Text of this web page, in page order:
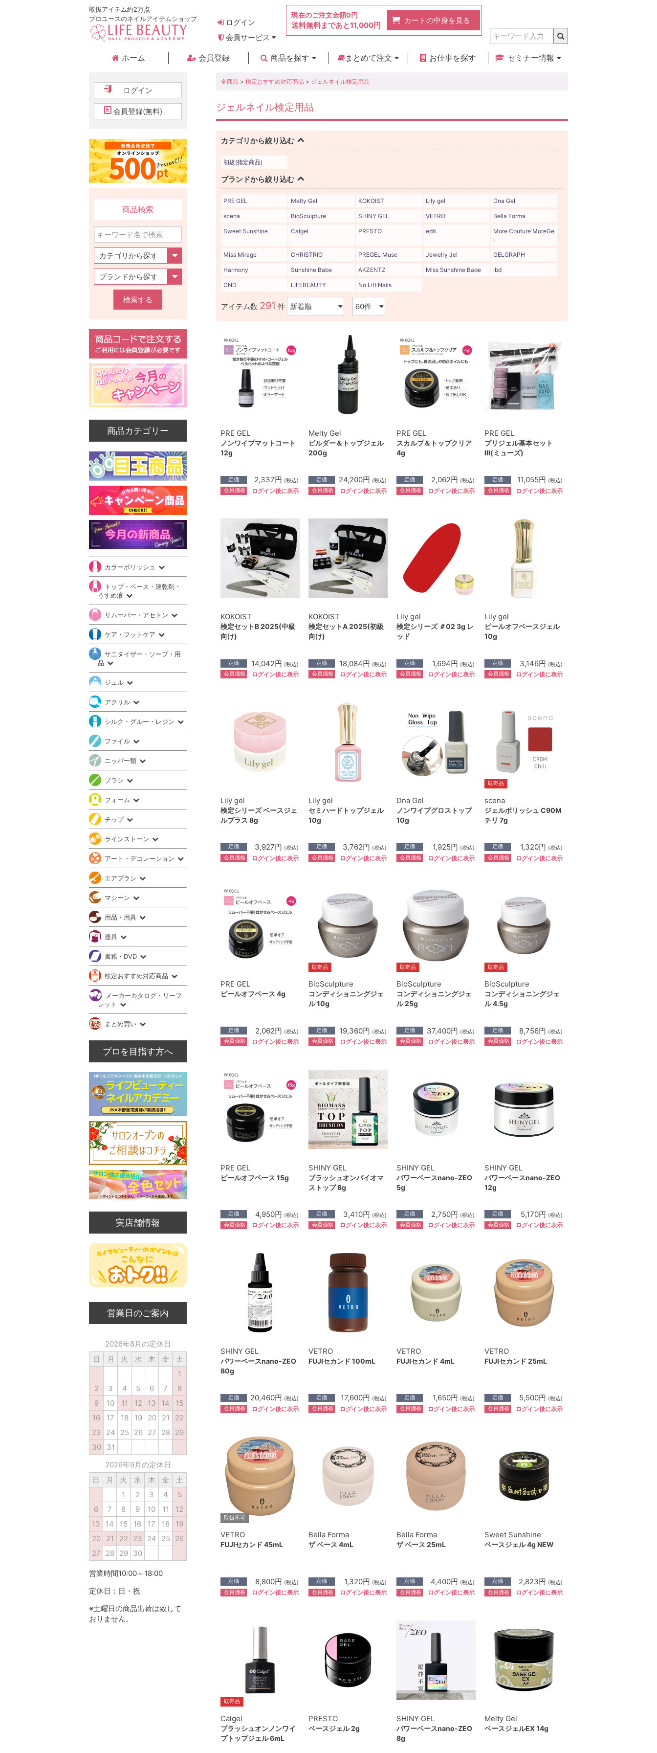
取扱アイテム約2万点
プロユースのネイルアイテムショップ
ログイン
会員サービス
現在のご注文金額0円
送料無料まであと11,000円
カートの中身を見る
ホーム 会員登録
商品を探す
まとめて注文
お仕事を探す
セミナー情報
全商品 > 検定おすすめ対応商品 > ジェルネイル検定用品
ジェルネイル検定用品
カテゴリから絞り込む
初級(指定商品)
ブランドから絞り込む
PRE GEL Melty Gel KOKOIST Lily gel Dna Gel
scena BioSculpture SHINY GEL VETRO Bella Forma
Sweet Sunshine Calgel PRESTO edit.
More Couture MoreGe
l
Miss Mirage CHRISTRIO PREGEL Muse Jewelry Jel GELGRAPH
Harmony Sunshine Babe AKZENTZ Miss Sunshine Babe ibd
CND LIFEBEAUTY No Lift Nails
アイテム数 291 件
PRE GEL
ノンワイプマットコート
12g
定価 2,337円 (税込)
会員価格 ログイン後に表示
Melty Gel
ビルダー＆トップジェル
200g
定価 24,200円 (税込)
会員価格 ログイン後に表示
PRE GEL
スカルプ＆トップクリア
4g
定価 2,062円 (税込)
会員価格 ログイン後に表示
PRE GEL
プリジェル基本セット
Ⅲ(ミューズ)
定価 11,055円 (税込)
会員価格 ログイン後に表示
KOKOIST
検定セットB 2025(中級
向け)
定価 14,042円 (税込)
会員価格 ログイン後に表示
KOKOIST
検定セットA 2025(初級
向け)
定価 18,084円 (税込)
会員価格 ログイン後に表示
Lily gel
検定シリーズ ＃02 3g レ
ッド
定価 1,694円 (税込)
会員価格 ログイン後に表示
Lily gel
ピールオフベースジェル
10g
定価 3,146円 (税込)
会員価格 ログイン後に表示
Lily gel
検定シリーズ ベースジェ
ルプラス 8g
定価 3,927円 (税込)
会員価格 ログイン後に表示
Lily gel
セミハードトップジェル
10g
定価 3,762円 (税込)
会員価格 ログイン後に表示
Dna Gel
ノンワイプグロストップ
10g
定価 1,925円 (税込)
会員価格 ログイン後に表示
取寄品
scena
ジェルポリッシュ C90M
チリ 7g
定価 1,320円 (税込)
会員価格 ログイン後に表示
PRE GEL
ピールオフベース 4g
定価 2,062円 (税込)
会員価格 ログイン後に表示
取寄品
BioSculpture
コンディショニングジェ
ル 10g
定価 19,360円 (税込)
会員価格 ログイン後に表示
取寄品
BioSculpture
コンディショニングジェ
ル 25g
定価 37,400円 (税込)
会員価格 ログイン後に表示
取寄品
BioSculpture
コンディショニングジェ
ル 4.5g
定価 8,756円 (税込)
会員価格 ログイン後に表示
PRE GEL
ピールオフベース 15g
定価 4,950円 (税込)
会員価格 ログイン後に表示
SHINY GEL
ブラッシュオンバイオマ
ストップ 8g
定価 3,410円 (税込)
会員価格 ログイン後に表示
SHINY GEL
パワーベースnano-ZEO
5g
定価 2,750円 (税込)
会員価格 ログイン後に表示
SHINY GEL
パワーベースnano-ZEO
12g
定価 5,170円 (税込)
会員価格 ログイン後に表示
SHINY GEL
パワーベースnano-ZEO
80g
定価 20,460円 (税込)
会員価格 ログイン後に表示
VETRO
FUJIセカンド 100mL
定価 17,600円 (税込)
会員価格 ログイン後に表示
VETRO
FUJIセカンド 4mL
定価 1,650円 (税込)
会員価格 ログイン後に表示
VETRO
FUJIセカンド 25mL
定価 5,500円 (税込)
会員価格 ログイン後に表示
取扱不可
VETRO
FUJIセカンド 45mL
定価 8,800円 (税込)
会員価格 ログイン後に表示
Bella Forma
ザ ベース 4mL
定価 1,320円 (税込)
会員価格 ログイン後に表示
Bella Forma
ザ ベース 25mL
定価 4,400円 (税込)
会員価格 ログイン後に表示
Sweet Sunshine
ベースジェル 4g NEW
定価 2,823円 (税込)
会員価格 ログイン後に表示
取寄品
Calgel
ブラッシュオンノンワイ
プトップジェル 6mL
PRESTO
ベースジェル 2g
SHINY GEL
パワーベースnano-ZEO
8g
Melty Gel
ベースジェルEX 14g
ログイン
会員登録(無料)
商品検索
検索する
商品カテゴリー
カラーポリッシュ
トップ・ベース・速乾剤・
うすめ液
リムーバー・アセトン
ケア・フットケア
サニタイザー・ソープ・用
品
ジェル
アクリル
シルク・グルー・レジン
ファイル
ニッパー類
ブラシ
フォーム
チップ
ラインストーン
アート・デコレーション
エアブラシ
マシーン
用品・用具
器具
書籍・DVD
検定おすすめ対応商品
メーカーカタログ・リーフ
レット
まとめ買い
プロを目指す方へ
実店舗情報
営業日のご案内
2026年8月の定休日
日
月 火 水 木 金
土
1
2
3 4 5 6 7
8
9
10 11 12 13 14
15
16
17 18 19 20 21
22
23
24 25 26 27 28
29
30
31
2026年9月の定休日
日
月 火 水 木 金
土
1
2 3 4
5
6
7 8 9 10 11
12
13
14 15 16 17 18
19
20
21 22 23 24 25
26
27
28 29 30
営業時間10:00～18:00
定休日：日・祝
※土曜日の商品出荷は致して
おりません。